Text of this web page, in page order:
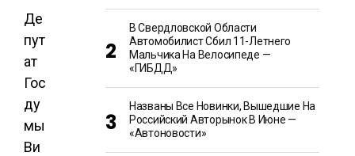
Де
пут
ат
Гос
ду
мы
Ви
В Свердловской Области
Автомобилист Сбил 11-Летнего
Мальчика На Велосипеде —
«ГИБДД»
Названы Все Новинки, Вышедшие На
Российский Авторынок В Июне —
«Автоновости»